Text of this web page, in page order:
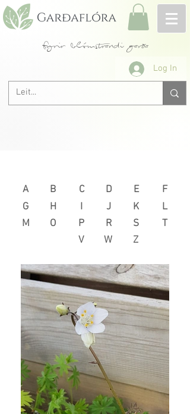
fyrir blómstrandi garða
Log In
A
G
M
B
H
O
C D
E
I
J
K
P
R
S
V
W Z
F
L
T